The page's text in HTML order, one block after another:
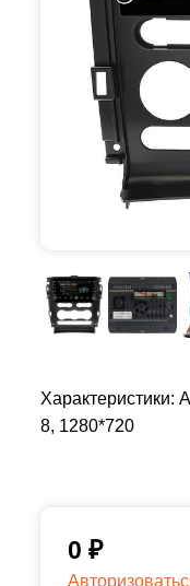
Характеристики:
8, 1280*720
0 ₽